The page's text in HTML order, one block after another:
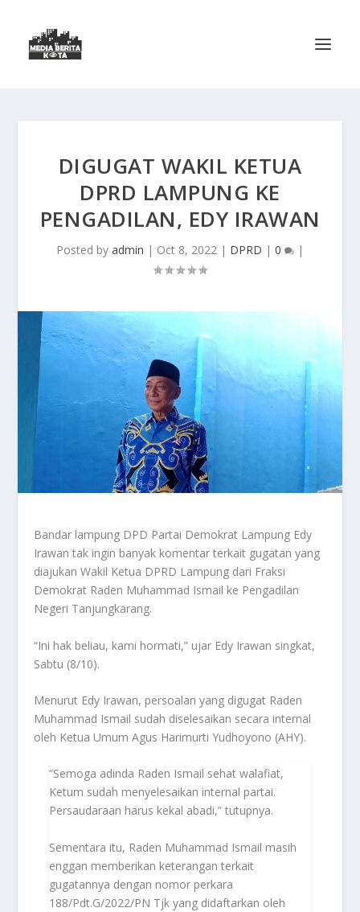
DIGUGAT WAKIL KETUA
DPRD LAMPUNG KE
PENGADILAN, EDY IRAWAN
Posted by admin | Oct 8, 2022 | DPRD | 0 |
Bandar lampung DPD Partai Demokrat Lampung Edy
Irawan tak ingin banyak komentar terkait gugatan yang
diajukan Wakil Ketua DPRD Lampung dari Fraksi
Demokrat Raden Muhammad Ismail ke Pengadilan
Negeri Tanjungkarang.
“Ini hak beliau, kami hormati,” ujar Edy Irawan singkat,
Sabtu (8/10).
Menurut Edy Irawan, persoalan yang digugat Raden
Muhammad Ismail sudah diselesaikan secara internal
oleh Ketua Umum Agus Harimurti Yudhoyono (AHY).
“Semoga adinda Raden Ismail sehat walafiat,
Ketum sudah menyelesaikan internal partai.
Persaudaraan harus kekal abadi,” tutupnya.
Sementara itu, Raden Muhammad Ismail masih
enggan memberikan keterangan terkait
gugatannya dengan nomor perkara
188/Pdt.G/2022/PN Tjk yang didaftarkan oleh